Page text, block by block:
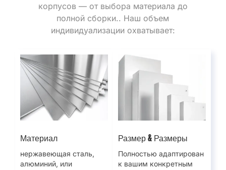
корпусов — от выбора материала до
полной сборки.. Наш объем
индивидуализации охватывает:
Материал
нержавеющая сталь,
алюминий, или
Размер & Размеры
Полностью адаптирован
к вашим конкретным